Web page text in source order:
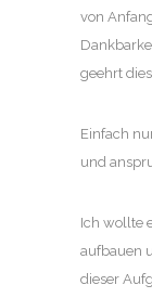
von
geehrt
Einfach
und
Ich wollte
aufbauen
dieser